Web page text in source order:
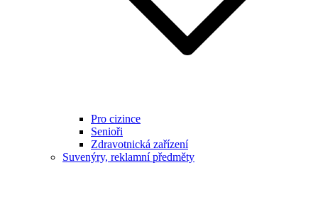
Pro cizince
Senioři
Zdravotnická zařízení
Suvenýry, reklamní předměty